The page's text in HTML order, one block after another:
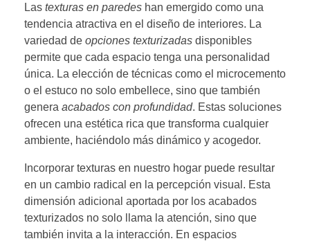
Las texturas en paredes han emergido como una
tendencia atractiva en el diseño de interiores. La
variedad de opciones texturizadas disponibles
permite que cada espacio tenga una personalidad
única. La elección de técnicas como el microcemento
o el estuco no solo embellece, sino que también
genera acabados con profundidad. Estas soluciones
ofrecen una estética rica que transforma cualquier
ambiente, haciéndolo más dinámico y acogedor.
Incorporar texturas en nuestro hogar puede resultar
en un cambio radical en la percepción visual. Esta
dimensión adicional aportada por los acabados
texturizados no solo llama la atención, sino que
también invita a la interacción. En espacios